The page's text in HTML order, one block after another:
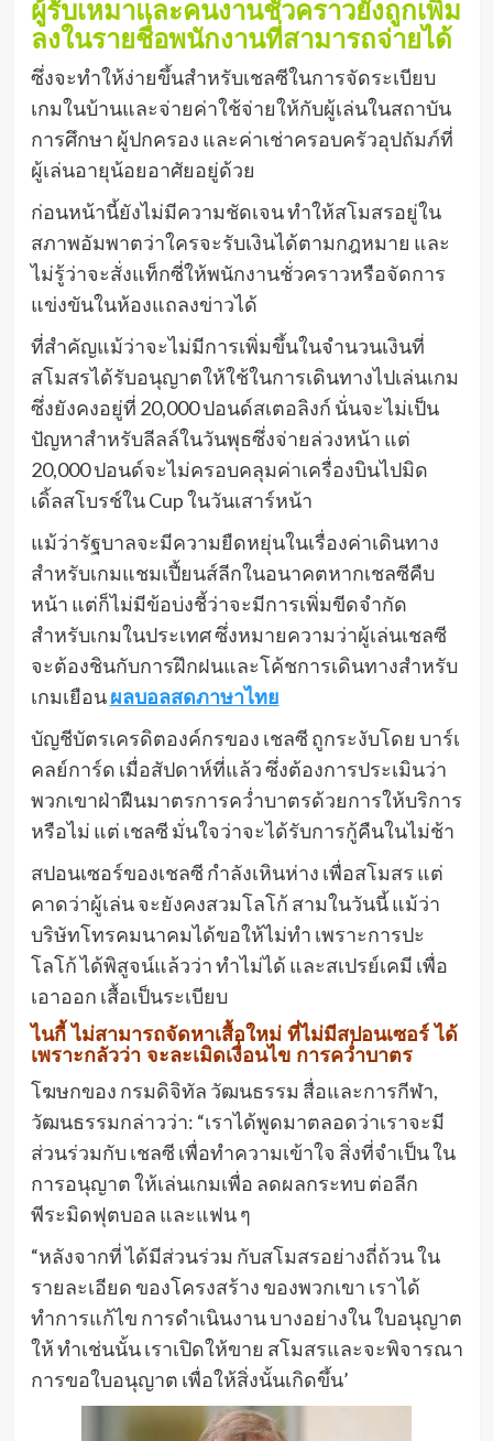
ลงในรายชื่อพนักงานที่สามารถจ่ายได้
ซึ่งจะทำให้ง่ายขึ้นสำหรับเชลซีในการจัดระเบียบ
เกมในบ้านและจ่ายค่าใช้จ่ายให้กับผู้เล่นในสถาบัน
การศึกษา ผู้ปกครอง และค่าเช่าครอบครัวอุปถัมภ์ที่
ผู้เล่นอายุน้อยอาศัยอยู่ด้วย
ก่อนหน้านี้ยังไม่มีความชัดเจน ทำให้สโมสรอยู่ใน
สภาพอัมพาตว่าใครจะรับเงินได้ตามกฎหมาย และ
ไม่รู้ว่าจะสั่งแท็กซี่ให้พนักงานชั่วคราวหรือจัดการ
แข่งขันในห้องแถลงข่าวได้
ที่สำคัญแม้ว่าจะไม่มีการเพิ่มขึ้นในจำนวนเงินที่
สโมสรได้รับอนุญาตให้ใช้ในการเดินทางไปเล่นเกม
ซึ่งยังคงอยู่ที่ 20,000 ปอนด์สเตอลิงก์ นั่นจะไม่เป็น
ปัญหาสำหรับลีลล์ในวันพุธซึ่งจ่ายล่วงหน้า แต่
20,000 ปอนด์จะไม่ครอบคลุมค่าเครื่องบินไปมิด
เดิ้ลสโบรช์ใน Cup ในวันเสาร์หน้า
แม้ว่ารัฐบาลจะมีความยืดหยุ่นในเรื่องค่าเดินทาง
สำหรับเกมแชมเปี้ยนส์ลีกในอนาคตหากเชลซีคืบ
หน้า แต่ก็ไม่มีข้อบ่งชี้ว่าจะมีการเพิ่มขีดจำกัด
สำหรับเกมในประเทศ ซึ่งหมายความว่าผู้เล่นเชลซี
จะต้องชินกับการฝึกฝนและโค้ชการเดินทางสำหรับ
เกมเยือนผลบอลสดภาษาไทย
บัญชีบัตรเครดิตองค์กรของ เชลซี ถูกระงับโดย บาร์เ
คลย์การ์ด เมื่อสัปดาห์ที่แล้ว ซึ่งต้องการประเมินว่า
พวกเขาฝ่าฝืนมาตรการคว่ำบาตรด้วยการให้บริการ
หรือไม่ แต่ เชลซี มั่นใจว่าจะได้รับการกู้คืนในไม่ช้า
สปอนเซอร์ของเชลซี กำลังเหินห่าง เพื่อสโมสร แต่
คาดว่าผู้เล่น จะยังคงสวมโลโก้ สามในวันนี้ แม้ว่า
บริษัทโทรคมนาคมได้ขอให้ไม่ทำ เพราะการปะ
โลโก้ ได้พิสูจน์แล้วว่า ทำไม่ได้ และสเปรย์เคมี เพื่อ
เอาออก เสื้อเป็นระเบียบ
ไนกี้ ไม่สามารถจัดหาเสื้อใหม่ ที่ไม่มีสปอนเซอร์ ได้
เพราะกลัวว่า จะละเมิดเงื่อนไข การคว่ำบาตร
โฆษกของ กรมดิจิทัล วัฒนธรรม สื่อและการกีฬา,
วัฒนธรรมกล่าวว่า: “เราได้พูดมาตลอดว่าเราจะมี
ส่วนร่วมกับ เชลซี เพื่อทำความเข้าใจ สิ่งที่จำเป็น ใน
การอนุญาต ให้เล่นเกมเพื่อ ลดผลกระทบ ต่อลีก
พีระมิดฟุตบอล และแฟน ๆ
“หลังจากที่ ได้มีส่วนร่วม กับสโมสรอย่างถี่ถ้วน ใน
รายละเอียด ของโครงสร้าง ของพวกเขา เราได้
ทำการแก้ไข การดำเนินงาน บางอย่างใน ใบอนุญาต
ให้ ทำเช่นนั้น เราเปิดให้ขาย สโมสรและจะพิจารณา
การขอใบอนุญาต เพื่อให้สิ่งนั้นเกิดขึ้น’